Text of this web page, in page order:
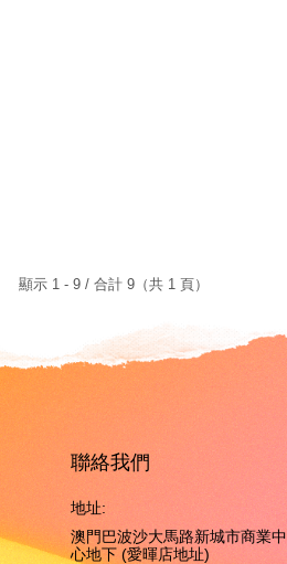
顯示 1 - 9 / 合計 9（共 1 頁）
聯絡我們
地址:
澳門巴波沙大馬路新城市商業中
心地下 (愛暉店地址)